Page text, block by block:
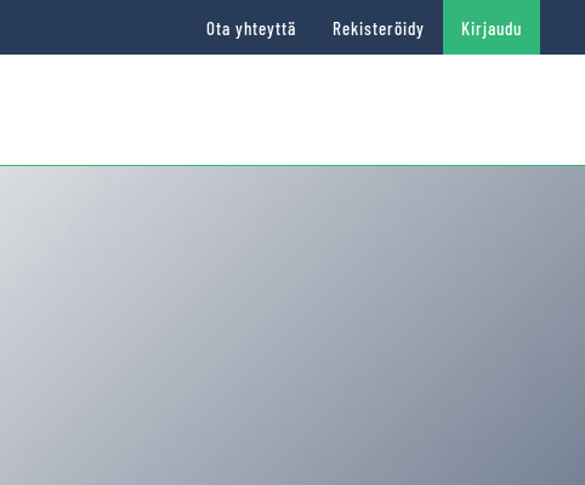
Ota yhteyttä Rekisteröidy Kirjaudu